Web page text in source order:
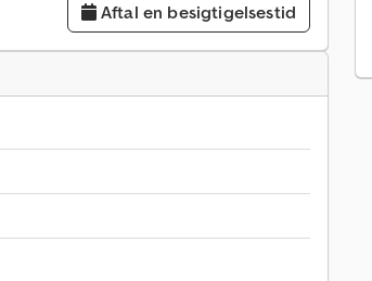
Aftal en besigtigelsestid